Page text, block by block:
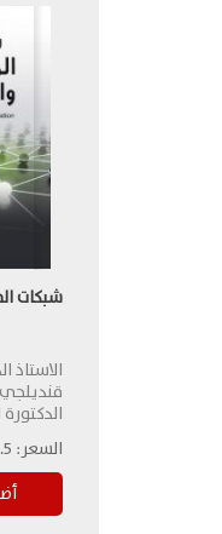
شبكات
الاستاذ
قنديلجي
السعر: